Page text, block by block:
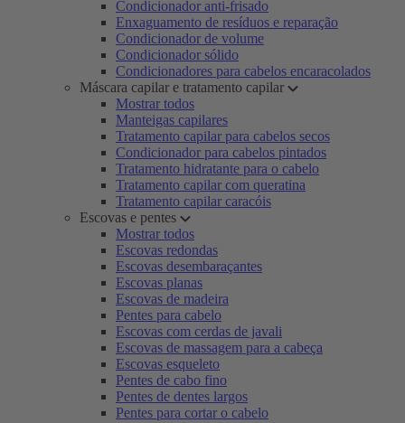
Condicionador anti-frisado
Enxaguamento de resíduos e reparação
Condicionador de volume
Condicionador sólido
Condicionadores para cabelos encaracolados
Máscara capilar e tratamento capilar
Mostrar todos
Manteigas capilares
Tratamento capilar para cabelos secos
Condicionador para cabelos pintados
Tratamento hidratante para o cabelo
Tratamento capilar com queratina
Tratamento capilar caracóis
Escovas e pentes
Mostrar todos
Escovas redondas
Escovas desembaraçantes
Escovas planas
Escovas de madeira
Pentes para cabelo
Escovas com cerdas de javali
Escovas de massagem para a cabeça
Escovas esqueleto
Pentes de cabo fino
Pentes de dentes largos
Pentes para cortar o cabelo